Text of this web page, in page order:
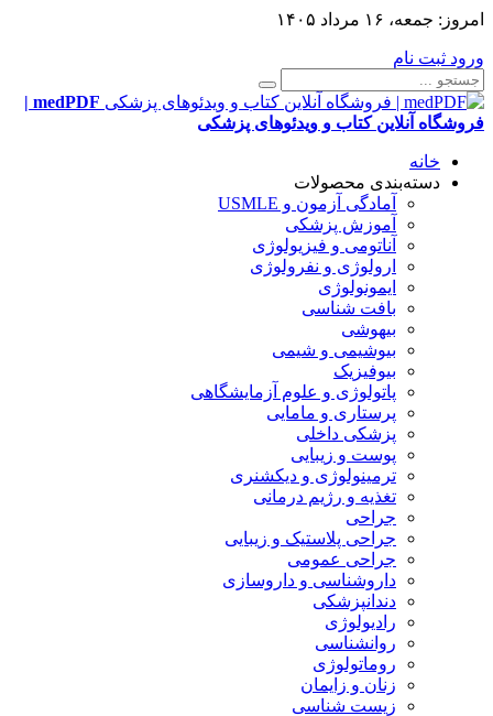
امروز: جمعه، ۱۶ مرداد ۱۴۰۵
ورود ثبت نام
medPDF |
فروشگاه آنلاین کتاب و ویدئوهای پزشکی
خانه
دسته‌بندی محصولات
آمادگی آزمون و USMLE
آموزش پزشکی
آناتومی و فیزیولوژی
ارولوژی و نفرولوژی
ایمونولوژی
بافت شناسی
بیهوشی
بیوشیمی و شیمی
بیوفیزیک
پاتولوژی و علوم آزمایشگاهی
پرستاری و مامایی
پزشکی داخلی
پوست و زیبایی
ترمینولوژی و دیکشنری
تغذیه و رژیم درمانی
جراحی
جراحی پلاستیک و زیبایی
جراحی عمومی
داروشناسی و داروسازی
دندانپزشکی
رادیولوژی
روانشناسی
روماتولوژی
زنان و زایمان
زیست شناسی